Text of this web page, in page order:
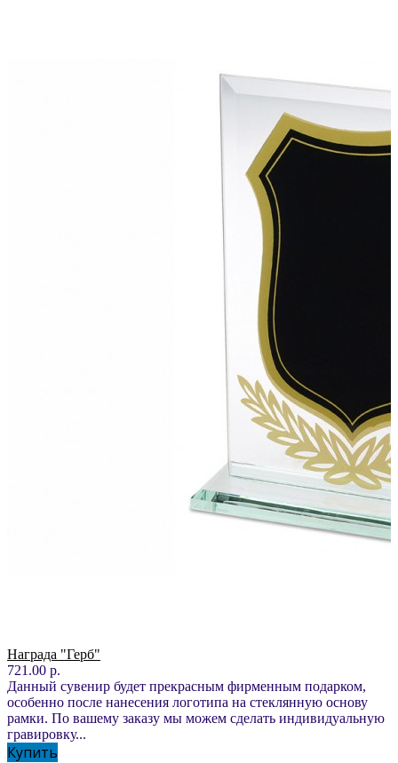
Награда "Герб"
721.00 р.
Данный сувенир будет прекрасным фирменным подарком,
особенно после нанесения логотипа на стеклянную основу
рамки. По вашему заказу мы можем сделать индивидуальную
гравировку...
Купить